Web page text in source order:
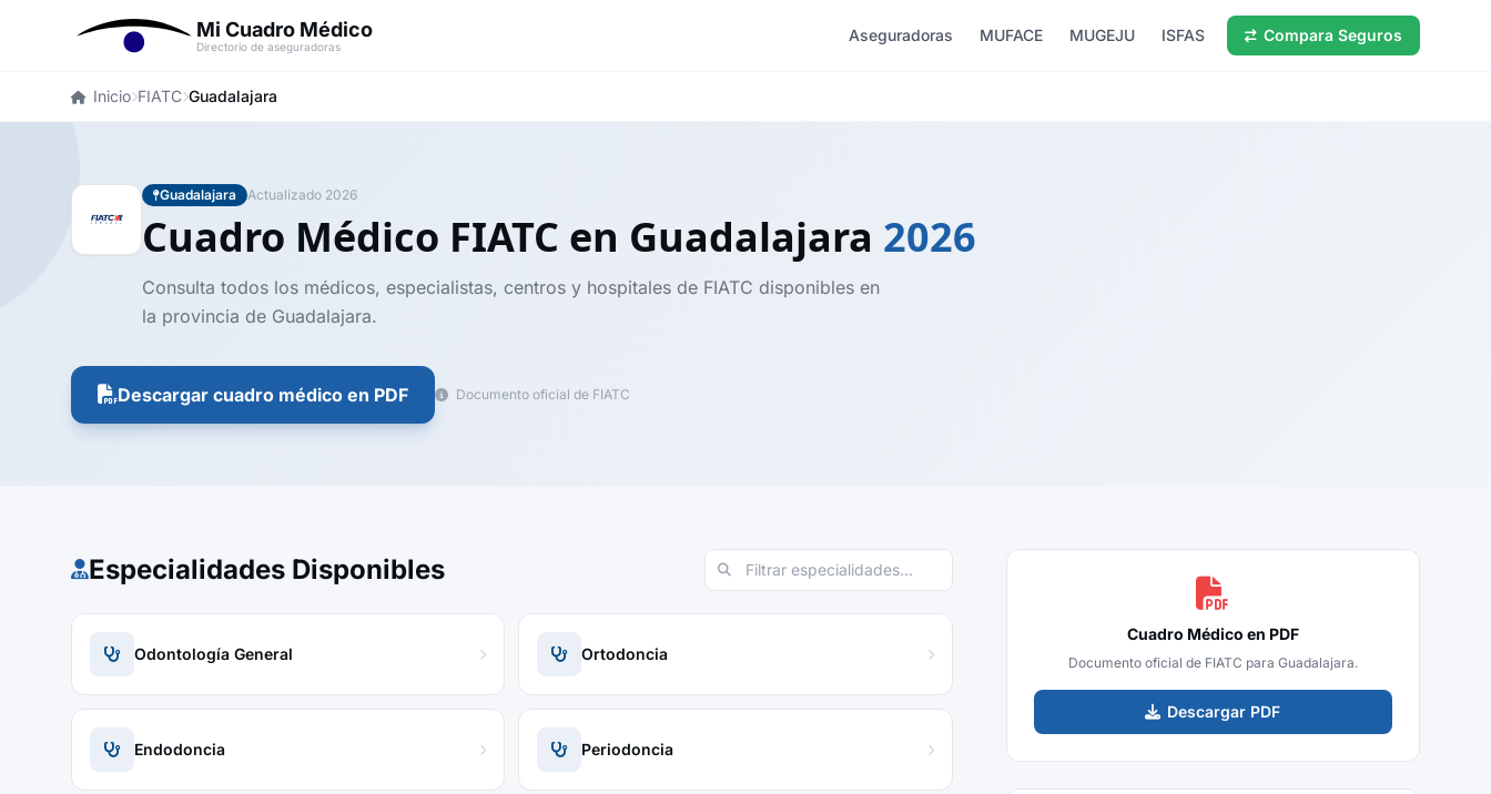
Mi Cuadro Médico
Directorio de aseguradoras
Aseguradoras MUFACE MUGEJU ISFAS Compara Seguros
Inicio FIATC Guadalajara
Guadalajara Actualizado 2026
Cuadro Médico FIATC en Guadalajara 2026
Consulta todos los médicos, especialistas, centros y hospitales de FIATC disponibles en
la provincia de Guadalajara.
Descargar cuadro médico en PDF Documento oficial de FIATC
Especialidades Disponibles
Odontología General Ortodoncia
Endodoncia Periodoncia
Cuadro Médico en PDF
Documento oficial de FIATC para Guadalajara.
Descargar PDF